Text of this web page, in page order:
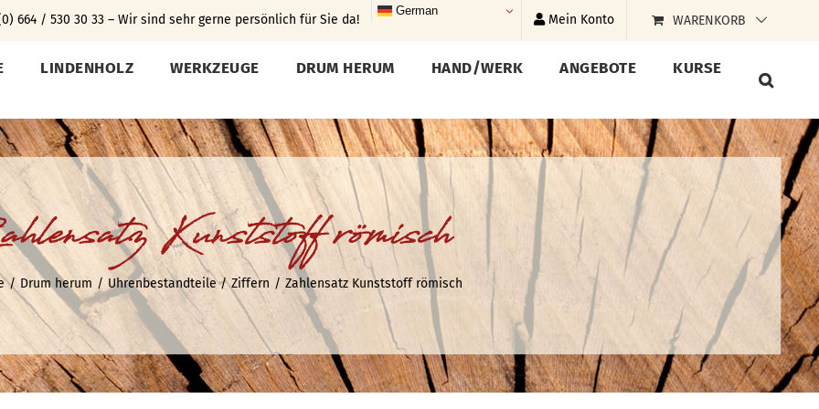
664 / 530 30 33 – Wir sind sehr gerne persönlich für Sie da!
German
Mein Konto WARENKORB
LINDENHOLZ WERKZEUGE DRUM HERUM HAND/WERK ANGEBOTE KURSE
Kunststoff römisch
Drum herum Uhrenbestandteile Ziffern Zahlensatz Kunststoff römisch